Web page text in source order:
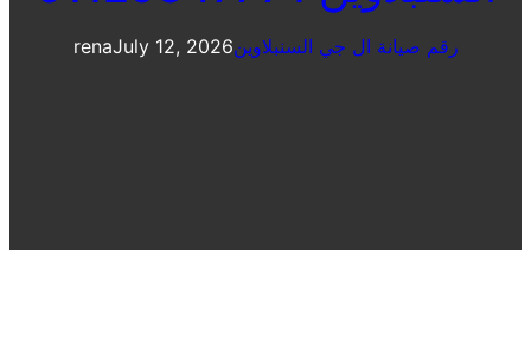
renaJuly 12, 2026رقم صيانة ال جي السنبلاوين